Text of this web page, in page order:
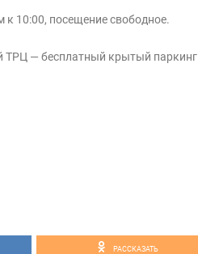
к 10:00, посещение свободное.
ТРЦ — бесплатный крытый паркинг
РАССКАЗАТЬ